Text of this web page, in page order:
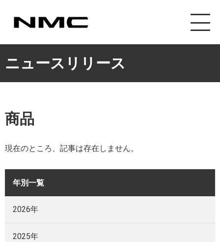
ニュースリリース
商品
現在のところ、記事は存在しません。
年別一覧
2026年
2025年